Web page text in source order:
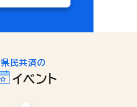
県民共済の
イベント